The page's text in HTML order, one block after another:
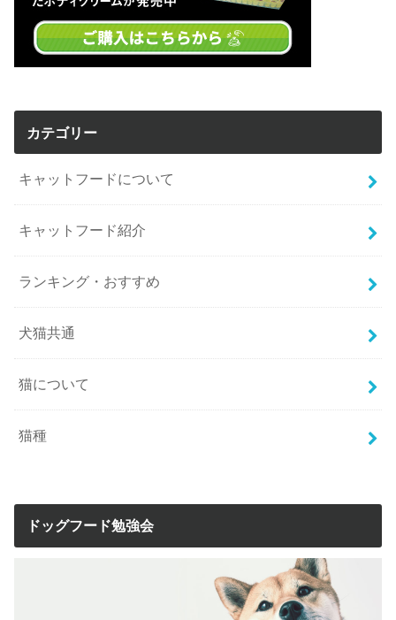
カテゴリー
キャットフードについて
キャットフード紹介
ランキング・おすすめ
犬猫共通
猫について
猫種
ドッグフード勉強会